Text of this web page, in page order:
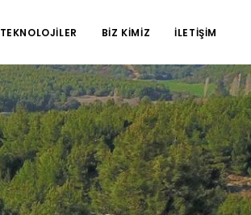
TEKNOLOJİLER BİZ KİMİZ İLETİŞİM